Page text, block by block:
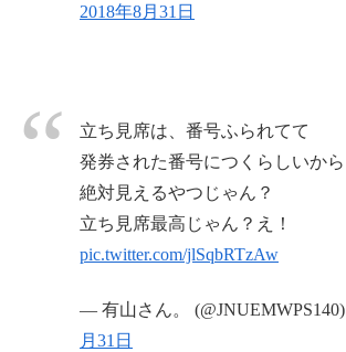
2018年8月31日
立ち見席は、番号ふられてて
発券された番号につくらしいから
絶対見えるやつじゃん？
立ち見席最高じゃん？え！
pic.twitter.com/jlSqbRTzAw
— 有山さん。 (@JNUEMWPS140)
月31日